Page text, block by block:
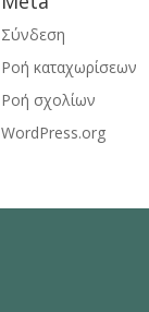
Σύνδεση
Ροή καταχωρίσεων
Ροή σχολίων
WordPress.org